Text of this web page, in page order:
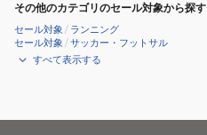
その他のカテゴリのセール対象から探す
セール対象 / ランニング
セール対象 /サッカー・フットサル
すべて表示する